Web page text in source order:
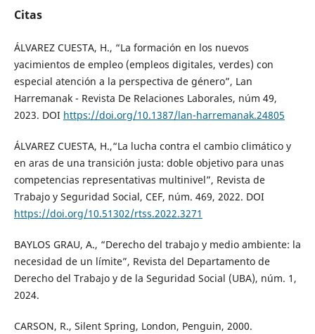
Citas
ÁLVAREZ CUESTA, H., “La formación en los nuevos
yacimientos de empleo (empleos digitales, verdes) con
especial atención a la perspectiva de género”, Lan
Harremanak - Revista De Relaciones Laborales, núm 49,
2023. DOI https://doi.org/10.1387/lan-harremanak.24805
ÁLVAREZ CUESTA, H.,“La lucha contra el cambio climático y
en aras de una transición justa: doble objetivo para unas
competencias representativas multinivel”, Revista de
Trabajo y Seguridad Social, CEF, núm. 469, 2022. DOI
https://doi.org/10.51302/rtss.2022.3271
BAYLOS GRAU, A., “Derecho del trabajo y medio ambiente: la
necesidad de un límite”, Revista del Departamento de
Derecho del Trabajo y de la Seguridad Social (UBA), núm. 1,
2024.
CARSON, R., Silent Spring, London, Penguin, 2000.